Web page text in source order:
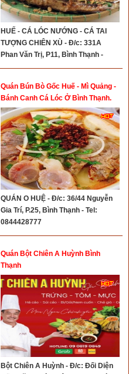
HUẾ - CÁ LÓC NƯỚNG - CÁ TAI
TƯỢNG CHIÊN XÙ - Đ/c: 331A
Phan Văn Trị, P11, Bình Thạnh -
Hotline: 0985154377
Quán Bún Bò Gốc Huế - Mì Quảng -
Bánh Canh Cá Lóc Ở Bình Thạnh.
QUÁN O HUỆ - Đ/c: 36/44 Nguyễn
Gia Trí, P.25, Bình Thạnh - Tel:
0844428777
Quán Bột Chiên A Huỳnh Bình
Thạnh
Bột Chiên A Huỳnh - Đ/c: Đối Diện